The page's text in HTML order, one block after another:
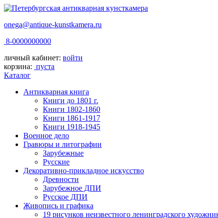
onega@antique-kunstkamera.ru
8-0000000000
личный кабинет: войти
корзина: пуста
Каталог
Антикварная книга
Книги до 1801 г.
Книги 1802-1860
Книги 1861-1917
Книги 1918-1945
Военное дело
Гравюры и литографии
Зарубежные
Русские
Декоративно-прикладное искусство
Древности
Зарубежное ДПИ
Русское ДПИ
Живопись и графика
19 рисунков неизвестного ленинградского